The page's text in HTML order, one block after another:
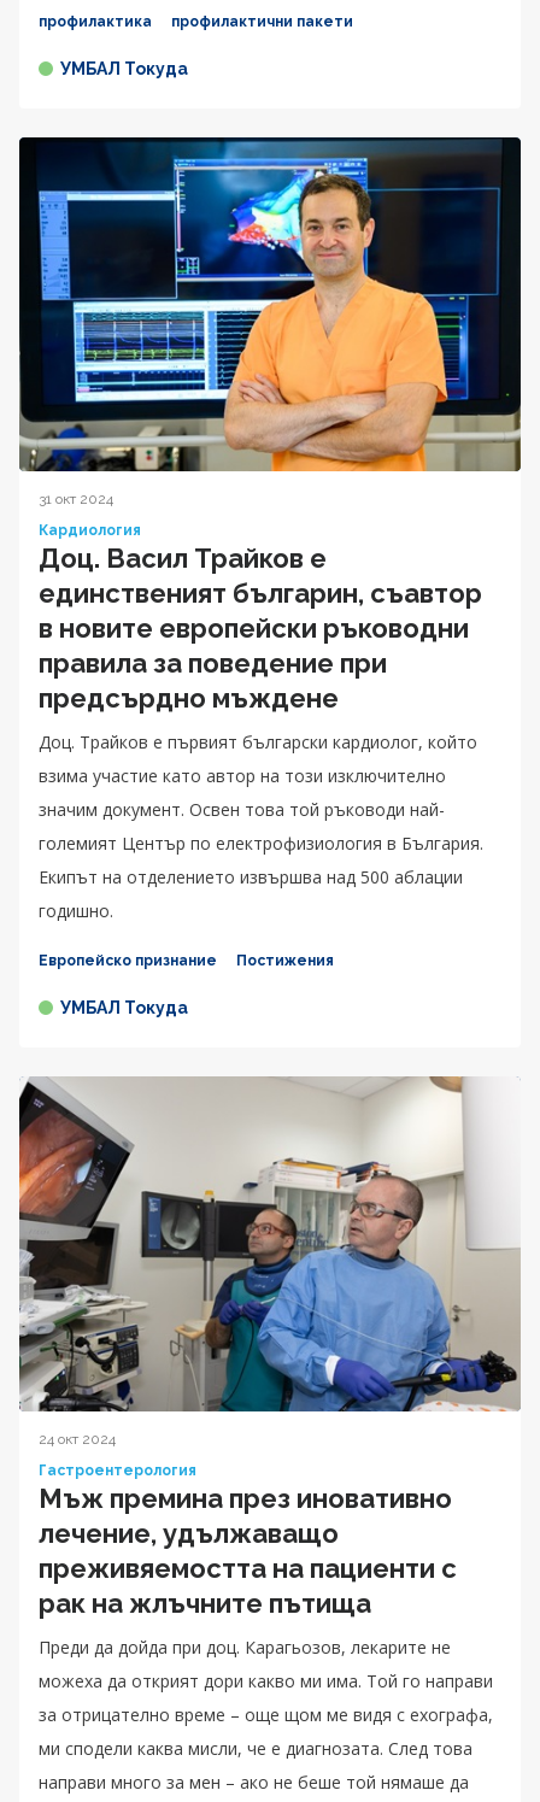
профилактика профилактични пакети
УМБАЛ Токуда
31 окт 2024
Кардиология
Доц. Васил Трайков е
единственият българин, съавтор
в новите европейски ръководни
правила за поведение при
предсърдно мъждене
Доц. Трайков е първият български кардиолог, който
взима участие като автор на този изключително
значим документ. Освен това той ръководи най-
големият Център по електрофизиология в България.
Екипът на отделението извършва над 500 аблации
годишно.
Европейско признание Постижения
УМБАЛ Токуда
24 окт 2024
Гастроентерология
Мъж премина през иновативно
лечение, удължаващо
преживяемостта на пациенти с
рак на жлъчните пътища
Преди да дойда при доц. Карагьозов, лекарите не
можеха да открият дори какво ми има. Той го направи
за отрицателно време – още щом ме видя с ехографа,
ми сподели каква мисли, че е диагнозата. След това
направи много за мен – ако не беше той нямаше да